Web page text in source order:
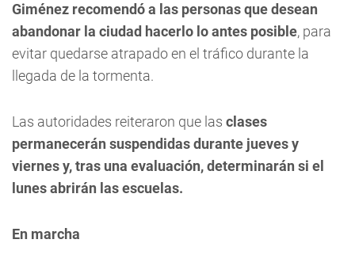
Giménez recomendó a las personas que desean
abandonar la ciudad hacerlo lo antes posible, para
evitar quedarse atrapado en el tráfico durante la
llegada de la tormenta.
Las autoridades reiteraron que las clases
permanecerán suspendidas durante jueves y
viernes y, tras una evaluación, determinarán si el
lunes abrirán las escuelas.
En marcha